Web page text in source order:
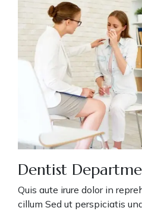
Dentist
Quis aute irure dolor in
cillum Sed ut perspiciatis